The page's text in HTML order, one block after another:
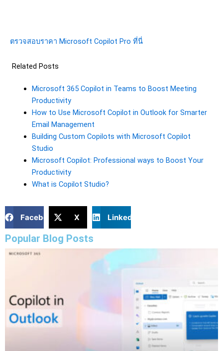
ตรวจสอบราคา Microsoft Copilot Pro ที่นี่
Related Posts
Microsoft 365 Copilot in Teams to Boost Meeting
Productivity
How to Use Microsoft Copilot in Outlook for Smarter
Email Management
Building Custom Copilots with Microsoft Copilot
Studio
Microsoft Copilot: Professional ways to Boost Your
Productivity
What is Copilot Studio?
Facebook X LinkedIn
Popular Blog Posts